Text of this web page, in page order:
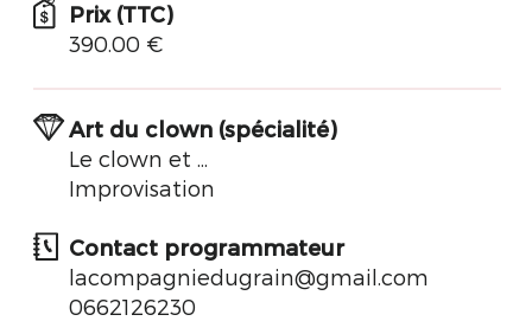
Prix (TTC)
390.00 €
Art du clown (spécialité)
Le clown et ...
Improvisation
Contact programmateur
lacompagniedugrain@gmail.com
0662126230